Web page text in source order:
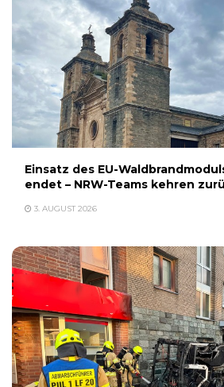
Einsatz des EU-
endet – NRW-Teams kehren
3. AUGUST 2026